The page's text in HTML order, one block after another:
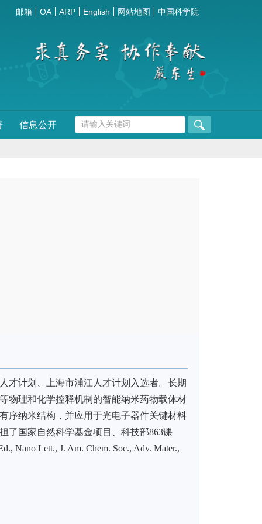
邮箱 OA ARP English 网站地图 中国科学院
信息公开
才计划、上海市浦江人才计划入选者。 长期
物理和化学控释机制的智能纳米药物载体材
序纳米结构，并应用于光电子器件关键材料
了国家自然科学基金项目、科技部863课
Nano Lett., J. Am. Chem. Soc., Adv. Mater.,